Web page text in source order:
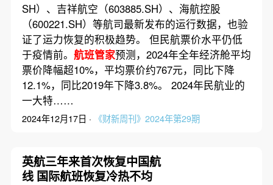
SH）、吉祥航空（603885.SH）、海航控股
（600221.SH）等航司最新发布的运行数据，也验
证了运力恢复的积极趋势。 但民航票价水平仍低
于疫情前。 航班管家预测，2024年全年经济舱平均
票价降幅超10%，平均票价约767元，同比下降
12.1%，同比2019年下降3.8%。 2024年民航业的
一大特……
2024年12月17日 · 《财新周刊》2024年第29期
英航三年来首次恢复中国航
线 国际航班恢复冷热不均